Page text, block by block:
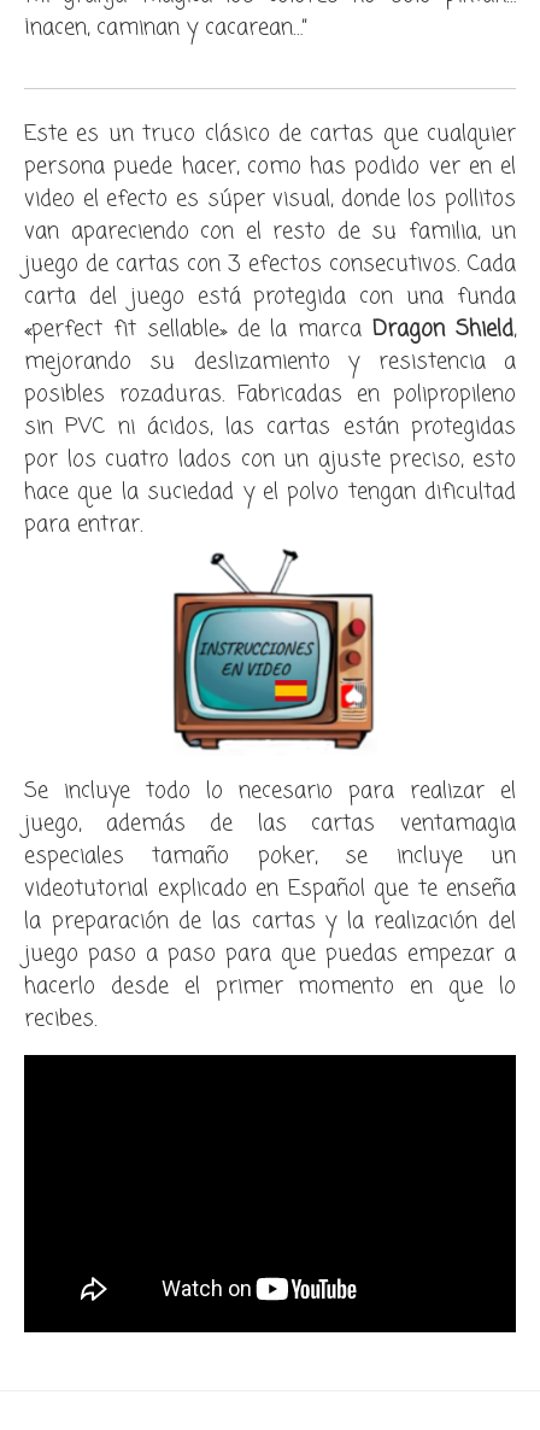
¡nacen, caminan y cacarean…”
Este es un truco clásico de cartas que cualquier
persona puede hacer, como has podido ver en el
video el efecto es súper visual, donde los pollitos
van apareciendo con el resto de su familia, un
juego de cartas con 3 efectos consecutivos. Cada
carta del juego está protegida con una funda
«perfect fit sellable» de la marcaDragon Shield,
mejorando su deslizamiento y resistencia a
posibles rozaduras. Fabricadas en polipropileno
sin PVC ni ácidos, las cartas están protegidas
por los cuatro lados con un ajuste preciso, esto
hace que la suciedad y el polvo tengan dificultad
para entrar.
Se incluye todo lo necesario para realizar el
juego, además de las cartas ventamagia
especiales tamaño poker, se incluye un
videotutorial explicado en Español que te enseña
la preparación de las cartas y la realización del
juego paso a paso para que puedas empezar a
hacerlo desde el primer momento en que lo
recibes.